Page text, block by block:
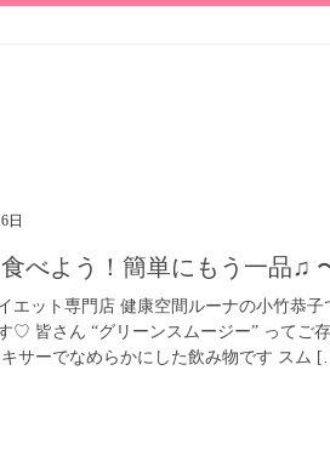
日
べよう！簡単にもう一品♫
エット専門店 健康空間ルーナの小竹恭
♡ 皆さん “グリーンスムージー” ってご
サーでなめらかにした飲み物です スム